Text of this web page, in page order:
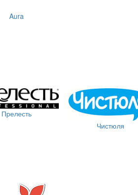
Aura
Прелесть
Чистюля